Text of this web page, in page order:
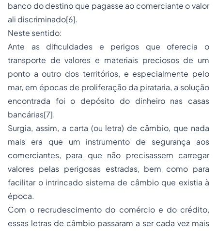
banco do destino que pagasse ao comerciante o valor
ali discriminado[6].
Neste sentido:
Ante as dificuldades e perigos que oferecia o
transporte de valores e materiais preciosos de um
ponto a outro dos territórios, e especialmente pelo
mar, em épocas de proliferação da pirataria, a solução
encontrada foi o depósito do dinheiro nas casas
bancárias[7].
Surgia, assim, a carta (ou letra) de câmbio, que nada
mais era que um instrumento de segurança aos
comerciantes, para que não precisassem carregar
valores pelas perigosas estradas, bem como para
facilitar o intrincado sistema de câmbio que existia à
época.
Com o recrudescimento do comércio e do crédito,
essas letras de câmbio passaram a ser cada vez mais